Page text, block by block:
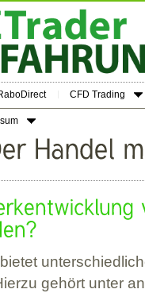
CFD Trading
gehört unter